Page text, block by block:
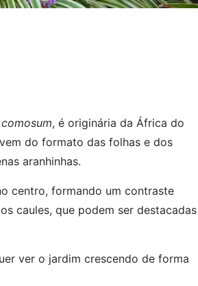
, é originária da África do
do formato das folhas e dos
aranhinhas.
centro, formando um contraste
caules, que podem ser destacadas
ver o jardim crescendo de forma